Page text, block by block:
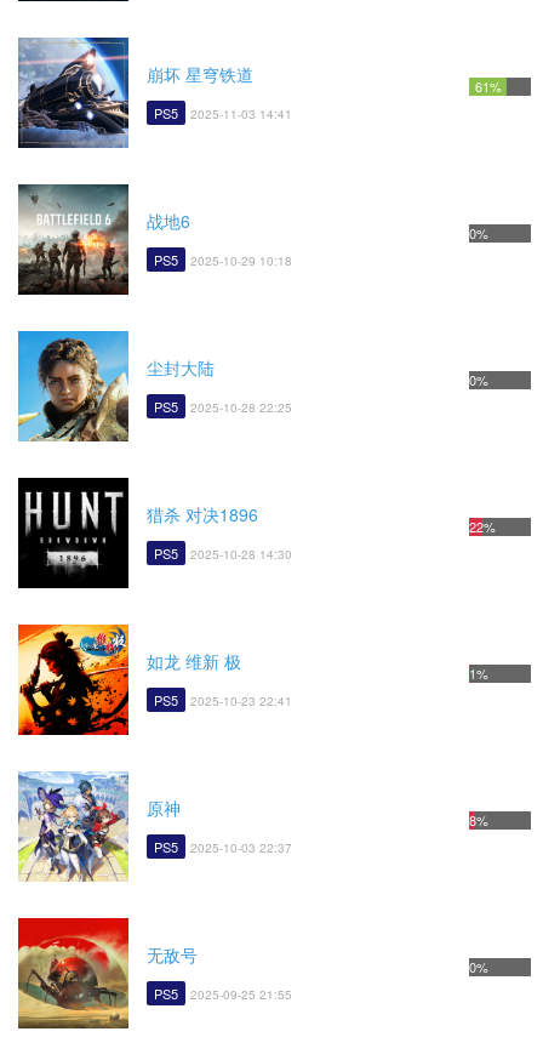
崩坏 星穹铁道
PS5 2025-11-03 14:41
61%
战地6
PS5 2025-10-29 10:18
0%
尘封大陆
PS5 2025-10-28 22:25
0%
猎杀 对决1896
PS5 2025-10-28 14:30
22%
如龙 维新 极
PS5 2025-10-23 22:41
1%
原神
PS5 2025-10-03 22:37
8%
无敌号
PS5 2025-09-25 21:55
0%